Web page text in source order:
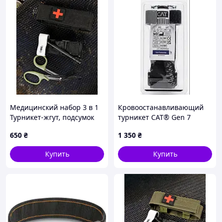
Медицинский набор 3 в 1
Турникет-жгут, подсумок
тактические медицинские
ножницы EMT черный
ВТ5408
650 ₴
Купить
Кровоостанавливающий
турникет CAT® Gen 7
Tourniquet) — Оригинал
(США)
1 350 ₴
Купить